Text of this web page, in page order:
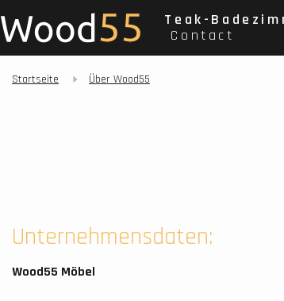
Teak-
Contact
Startseite Über Wood55
Unternehmensdaten:
Wood55 Möbel